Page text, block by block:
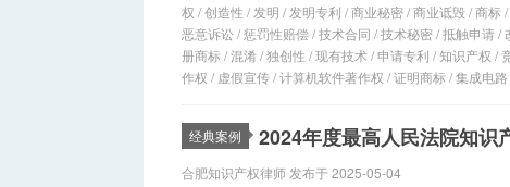
权 /创造性 / 发明 / 发明专利 /商业秘密/商业诋毁/商标 /
恶意诉讼/惩罚性赔偿/技术合同 /技术秘密/抵触申请/
册商标 /混淆/独创性 /现有技术/申请专利 /知识产权 /
作权 / 虚假宣传/计算机软件著作权 /证明商标 /集成电路
经典案例 2024年度最高人民法院知识
合肥知识产权律师 发布于 2025-05-04